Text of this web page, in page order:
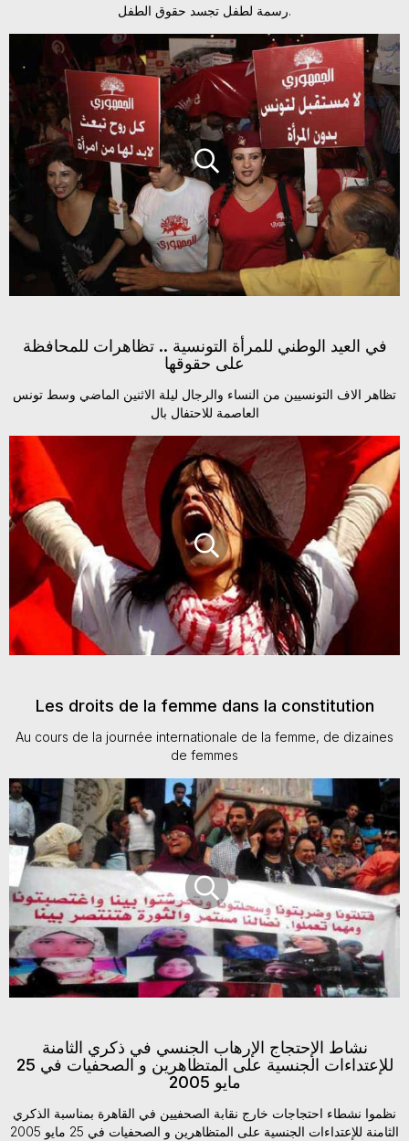
رسمة لطفل تجسد حقوق الطفل.
في العيد الوطني للمرأة التونسية .. تظاهرات للمحافظة
على حقوقها
تظاهر الاف التونسيين من النساء والرجال ليلة الاثنين الماضي وسط تونس
العاصمة للاحتفال بال
Les droits de la femme dans la constitution
Au cours de la journée internationale de la femme, de dizaines
de femmes
نشاط الإحتجاج الإرهاب الجنسي في ذكري الثامنة
للإعتداءات الجنسية على المتظاهرين و الصحفيات في 25
مايو 2005
نظموا نشطاء احتجاجات خارج نقابة الصحفيين في القاهرة بمناسبة الذكري
الثامنة للإعتداءات الجنسية على المتظاهرين و الصحفيات في 25 مايو 2005